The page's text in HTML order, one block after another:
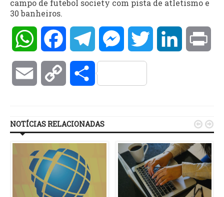
campo de futebol society com pista de atletismo e
30 banheiros.
WhatsAppFacebookTelegramMessengerTwitter LinkedIn
Email Copy Compartilhar
NOTÍCIAS RELACIONADAS  